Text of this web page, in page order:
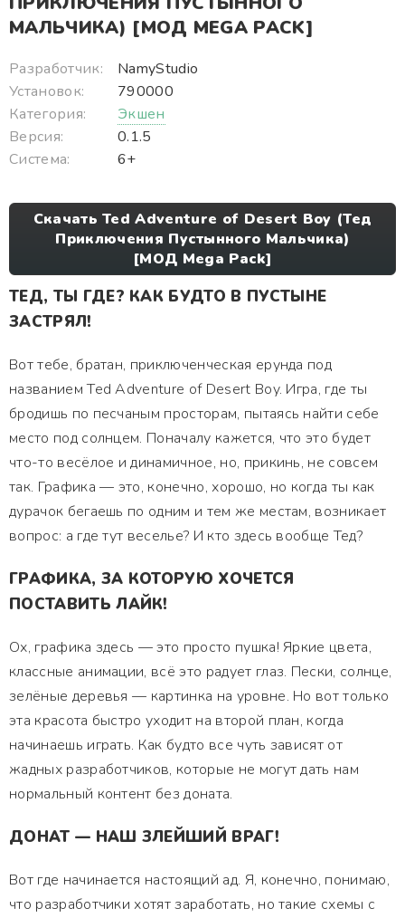
МАЛЬЧИКА) [МОД MEGA PACK]
Разработчик:
NamyStudio
Установок:
790000
Категория:
Экшен
Версия:
0.1.5
Система:
6+
Скачать Ted Adventure of Desert Boy (Тед
Приключения Пустынного Мальчика)
[МОД Mega Pack]
ТЕД, ТЫ ГДЕ? КАК БУДТО В ПУСТЫНЕ
ЗАСТРЯЛ!
Вот тебе, братан, приключенческая ерунда под
названием Ted Adventure of Desert Boy. Игра, где ты
бродишь по песчаным просторам, пытаясь найти себе
место под солнцем. Поначалу кажется, что это будет
что-то весёлое и динамичное, но, прикинь, не совсем
так. Графика — это, конечно, хорошо, но когда ты как
дурачок бегаешь по одним и тем же местам, возникает
вопрос: а где тут веселье? И кто здесь вообще Тед?
ГРАФИКА, ЗА КОТОРУЮ ХОЧЕТСЯ
ПОСТАВИТЬ ЛАЙК!
Ох, графика здесь — это просто пушка! Яркие цвета,
классные анимации, всё это радует глаз. Пески, солнце,
зелёные деревья — картинка на уровне. Но вот только
эта красота быстро уходит на второй план, когда
начинаешь играть. Как будто все чуть зависят от
жадных разработчиков, которые не могут дать нам
нормальный контент без доната.
ДОНАТ — НАШ ЗЛЕЙШИЙ ВРАГ!
Вот где начинается настоящий ад. Я, конечно, понимаю,
что разработчики хотят заработать, но такие схемы с